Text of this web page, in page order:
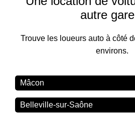
autre
Trouve les loueurs auto à côté
environs.
Mâcon
Belleville-sur-Saône